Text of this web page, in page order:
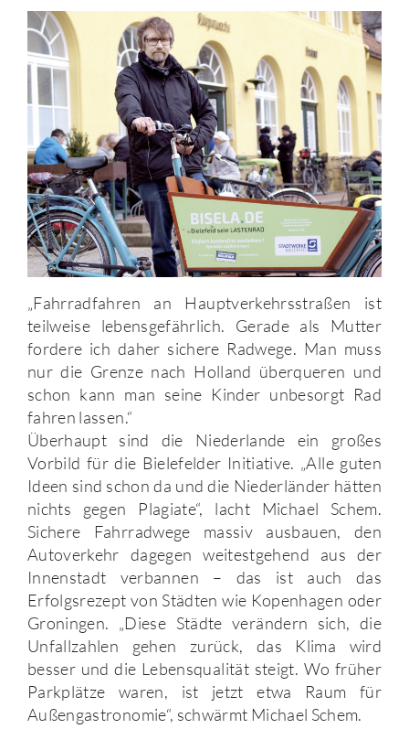
„Fahrradfahren an Hauptverkehrsstraßen ist
teilweise lebensgefährlich. Gerade als Mutter
fordere ich daher sichere Radwege. Man muss
nur die Grenze nach Holland überqueren und
schon kann man seine Kinder unbesorgt Rad
fahren lassen.“
Überhaupt sind die Niederlande ein großes
Vorbild für die Bielefelder Initiative. „Alle guten
Ideen sind schon da und die Niederländer hätten
nichts gegen Plagiate“, lacht Michael Schem.
Sichere Fahrradwege massiv ausbauen, den
Autoverkehr dagegen weitestgehend aus der
Innenstadt verbannen – das ist auch das
Erfolgsrezept von Städten wie Kopenhagen oder
Groningen. „Diese Städte verändern sich, die
Unfallzahlen gehen zurück, das Klima wird
besser und die Lebensqualität steigt. Wo früher
Parkplätze waren, ist jetzt etwa Raum für
Außengastronomie“, schwärmt Michael Schem.